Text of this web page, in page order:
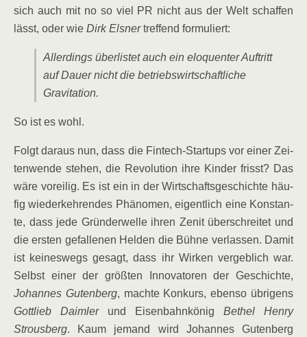
sich auch mit no so viel PR nicht aus der Welt schaf­fen
lässt, oder wie Dirk Els­nertref­fend formuliert:
Aller­dings über­lis­tet auch ein elo­quen­ter Auf­tritt
auf Dau­er nicht die betriebs­wirt­schaft­li­che
Gravitation.
So ist es wohl.
Folgt dar­aus nun, dass die Fin­tech-Start­ups vor einer Zei­
ten­wen­de ste­hen, die Revo­lu­ti­on ihre Kin­der frisst? Das
wäre vor­ei­lig. Es ist ein in der Wirt­schafts­ge­schich­te häu­
fig wie­der­keh­ren­des Phä­no­men, eigent­lich eine Kon­stan­
te, dass jede Grün­der­wel­le ihren Zenit über­schrei­tet und
die ers­ten gefal­le­nen Hel­den die Büh­ne ver­las­sen. Damit
ist kei­nes­wegs gesagt, dass ihr Wir­ken ver­geb­lich war.
Selbst einer der größ­ten Inno­va­to­ren der Geschich­te,
Johan­nes Guten­berg, mach­te Kon­kurs, eben­so übri­gens
Gott­lieb Daim­lerund Eisen­bahn­kö­nig Bethel Hen­ry
Strous­berg. Kaum jemand wird Johan­nes Guten­berg